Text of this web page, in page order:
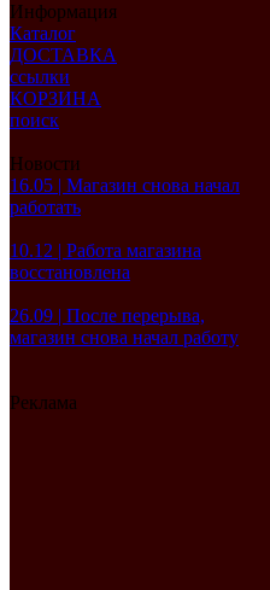
Информация
Каталог
ДОСТАВКА
ссылки
КОРЗИНА
поиск
Новости
16.05 | Магазин снова начал
работать
10.12 | Работа магазина
восстановлена
26.09 | После перерыва,
магазин снова начал работу
Реклама